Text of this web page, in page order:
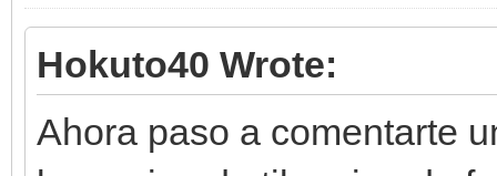
Hokuto40 Wrote:
Ahora paso a comentarte